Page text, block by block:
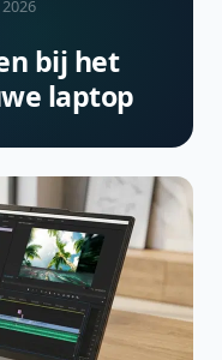
bij het
laptop